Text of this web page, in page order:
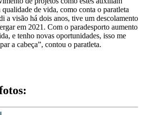
qualidade de vida, como conta o paratleta
a visão há dois anos, tive um descolamento
em 2021. Com o paradesporto aumento
e tenho novas oportunidades, isso me
a cabeça”, contou o paratleta.